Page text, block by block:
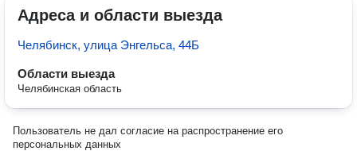
Адреса и области выезда
Челябинск, улица Энгельса, 44Б
Области выезда
Челябинская область
Пользователь не дал согласие на распространение его
персональных данных